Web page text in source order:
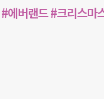
에버랜드 #크리스마